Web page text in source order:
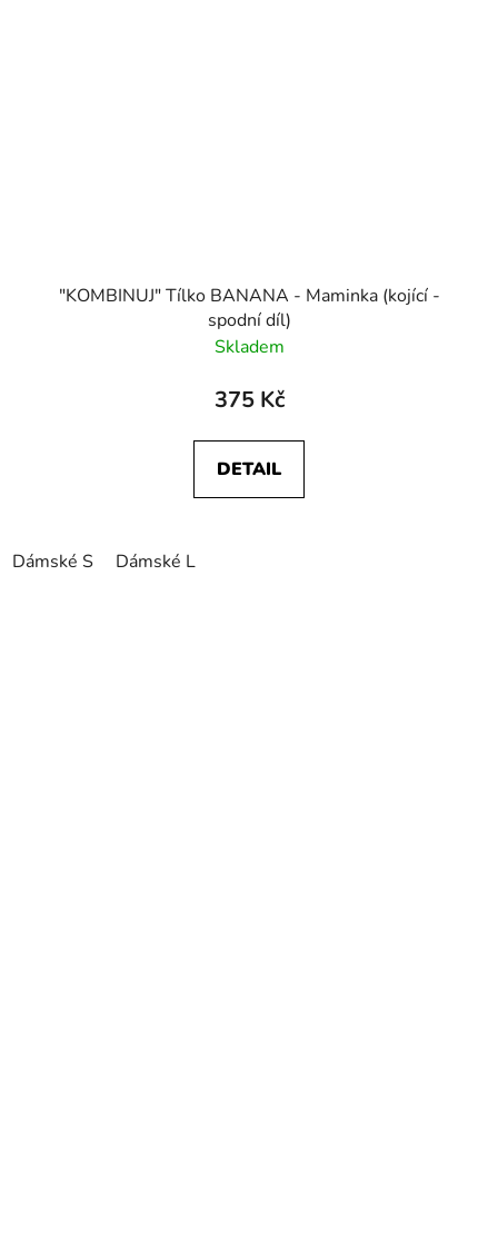
"KOMBINUJ" Tílko BANANA - Maminka (kojící -
spodní díl)
Skladem
375 Kč
DETAIL
Dámské S Dámské L